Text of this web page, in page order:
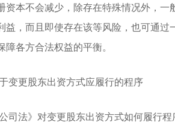
资本不会减少，除存在特殊情况外，一
益，而且即使存在该等风险，也可通过
障各方合法权益的平衡。
变更股东出资方式应履行的程序
司法》对变更股东出资方式如何履行